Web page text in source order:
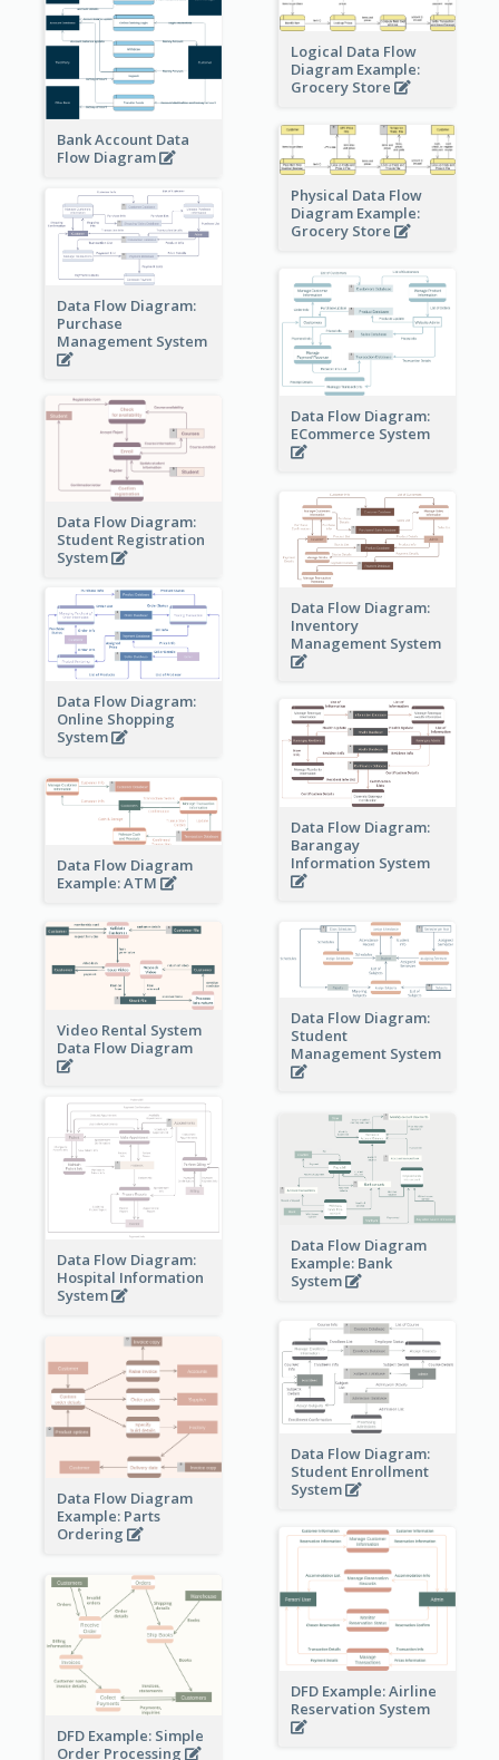
Bank Account Data
Flow Diagram
Logical Data Flow
Diagram Example:
Grocery Store
Physical Data Flow
Diagram Example:
Grocery Store
Data Flow Diagram:
Purchase
Management System
Data Flow Diagram:
ECommerce System
Data Flow Diagram:
Student Registration
System
Data Flow Diagram:
Inventory
Management System
Data Flow Diagram:
Online Shopping
System
Data Flow Diagram:
Barangay
Information System
Data Flow Diagram
Example: ATM
Video Rental System
Data Flow Diagram
Data Flow Diagram:
Student
Management System
Data Flow Diagram:
Hospital Information
System
Data Flow Diagram
Example: Bank
System
Data Flow Diagram:
Student Enrollment
System
Data Flow Diagram
Example: Parts
Ordering
DFD Example: Airline
Reservation System
DFD Example: Simple
Order Processing